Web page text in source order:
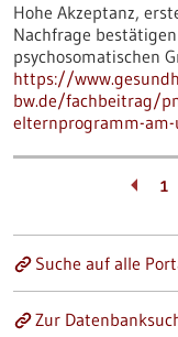
Hohe Akzeptanz,
Nachfrage
psychosomatischen
https://
bw.de/fachbeitrag/
elternprogramm-
1
Suche auf alle
Zur